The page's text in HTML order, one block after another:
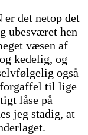
det netop det
ubesværet hen
væsen af
kedelig, og
også
forgaffel til lige
låse på
jeg stadig, at